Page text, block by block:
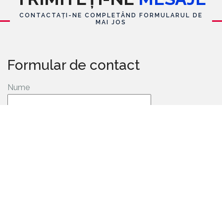
CONTACTAȚI-NE COMPLETÂND FORMULARUL DE
MAI JOS
Formular de contact
Nume